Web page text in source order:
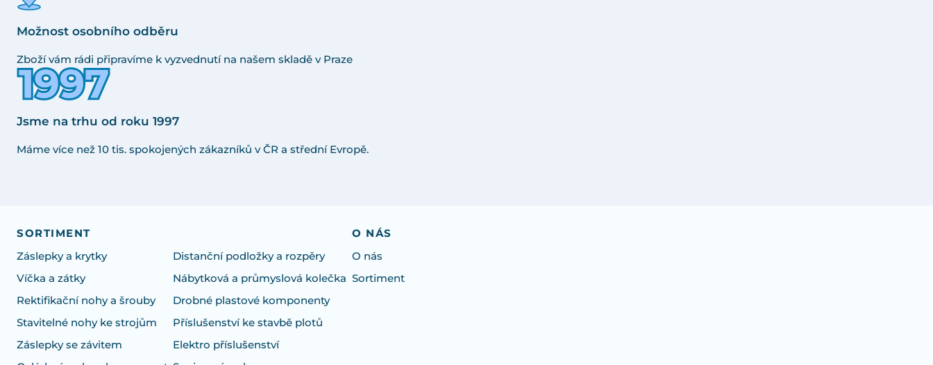
Možnost osobního odběru
Zboží vám rádi připravíme k vyzvednutí na našem skladě v Praze
Jsme na trhu od roku 1997
Máme více než 10 tis. spokojených zákazníků v ČR a střední Evropě.
SORTIMENT
Záslepky a krytky
Víčka a zátky
Rektifikační nohy a šrouby
Stavitelné nohy ke strojům
Záslepky se závitem
Distanční podložky a rozpěry
Nábytková a průmyslová kolečka
Drobné plastové komponenty
Příslušenství ke stavbě plotů
Elektro příslušenství
O NÁS
O nás
Sortiment